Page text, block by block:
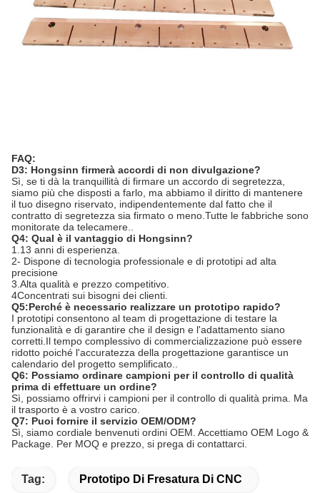
FAQ:
D3: Hongsinn firmerà accordi di non divulgazione?
Sì, se ti dà la tranquillità di firmare un accordo di segretezza,
siamo più che disposti a farlo, ma abbiamo il diritto di mantenere
il tuo disegno riservato, indipendentemente dal fatto che il
contratto di segretezza sia firmato o meno.Tutte le fabbriche sono
monitorate da telecamere..
Q4: Qual è il vantaggio di Hongsinn?
1.13 anni di esperienza.
2- Dispone di tecnologia professionale e di prototipi ad alta
precisione
3.Alta qualità e prezzo competitivo.
4Concentrati sui bisogni dei clienti.
Q5:Perché è necessario realizzare un prototipo rapido?
I prototipi consentono al team di progettazione di testare la
funzionalità e di garantire che il design e l'adattamento siano
corretti.Il tempo complessivo di commercializzazione può essere
ridotto poiché l'accuratezza della progettazione garantisce un
calendario del progetto semplificato..
Q6: Possiamo ordinare campioni per il controllo di qualità
prima di effettuare un ordine?
Sì, possiamo offrirvi i campioni per il controllo di qualità prima. Ma
il trasporto è a vostro carico.
Q7: Puoi fornire il servizio OEM/ODM?
Sì, siamo cordiale benvenuti ordini OEM. Accettiamo OEM Logo &
Package. Per MOQ e prezzo, si prega di contattarci.
Tag: Prototipo Di Fresatura Di CNC